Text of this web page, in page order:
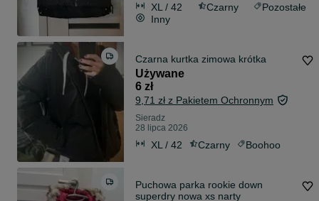
XL / 42 Czarny
Pozostałe
Inny
Czarna kurtka zimowa krótka
Używane
6 zł
9,71 zł z Pakietem Ochronnym
Sieradz
28 lipca 2026
XL / 42 Czarny Boohoo
Puchowa parka rookie down
superdry nowa xs narty